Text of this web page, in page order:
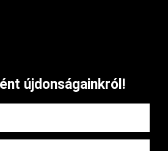
újdonságainkról!